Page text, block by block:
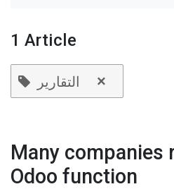
1 Article
التقارير ×
Many companies
Odoo function